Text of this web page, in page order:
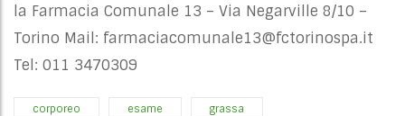
la Farmacia Comunale 13 – Via Negarville 8/10 –
Torino Mail: farmaciacomunale13@fctorinospa.it
Tel: 011 3470309
corporeo esame grassa